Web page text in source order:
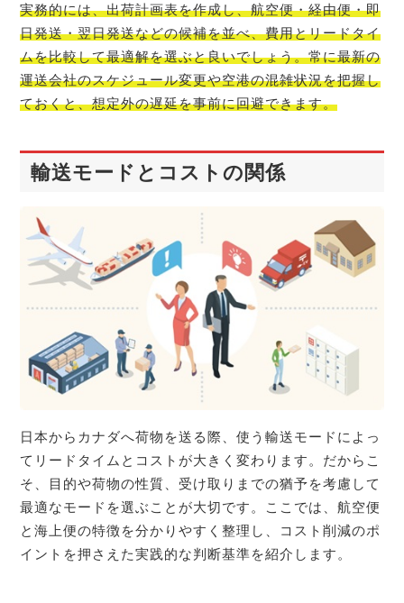
実務的には、出荷計画表を作成し、航空便・経由便・即
日発送・翌日発送などの候補を並べ、費用とリードタイ
ムを比較して最適解を選ぶと良いでしょう。常に最新の
運送会社のスケジュール変更や空港の混雑状況を把握し
ておくと、想定外の遅延を事前に回避できます。
輸送モードとコストの関係
日本からカナダへ荷物を送る際、使う輸送モードによっ
てリードタイムとコストが大きく変わります。だからこ
そ、目的や荷物の性質、受け取りまでの猶予を考慮して
最適なモードを選ぶことが大切です。ここでは、航空便
と海上便の特徴を分かりやすく整理し、コスト削減のポ
イントを押さえた実践的な判断基準を紹介します。